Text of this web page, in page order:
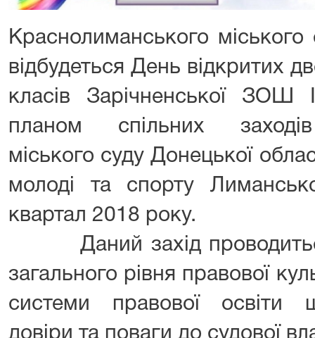
Краснолиманського міського
відбудеться День відкритих
класів Зарічненської ЗОШ
планом спільних
міського суду Донецької
молоді та спорту
квартал 2018 року.
Даний захід
загального рівня правової
системи правової освіти
довіри та поваги до судової